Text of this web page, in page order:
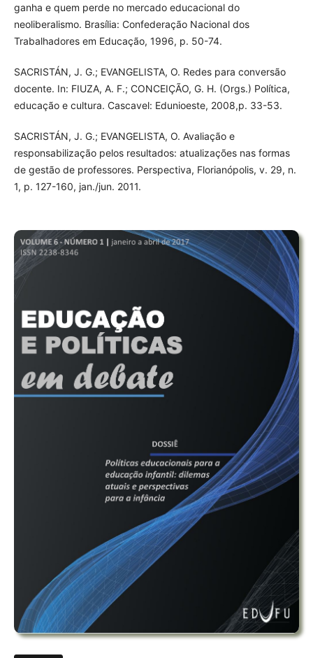
ganha e quem perde no mercado educacional do
neoliberalismo. Brasília: Confederação Nacional dos
Trabalhadores em Educação, 1996, p. 50-74.
SACRISTÁN, J. G.; EVANGELISTA, O. Redes para conversão
docente. In: FIUZA, A. F.; CONCEIÇÃO, G. H. (Orgs.) Política,
educação e cultura. Cascavel: Edunioeste, 2008,p. 33-53.
SACRISTÁN, J. G.; EVANGELISTA, O. Avaliação e
responsabilização pelos resultados: atualizações nas formas
de gestão de professores. Perspectiva, Florianópolis, v. 29, n.
1, p. 127-160, jan./jun. 2011.